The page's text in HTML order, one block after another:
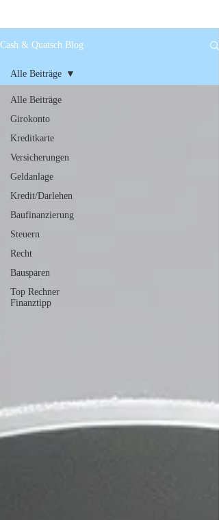
Cash & Quatsch Blog
Alle Beiträge
Girokonto
Kreditkarte
Versicherungen
Geldanlage
Kredit/Darlehen
Baufinanzierung
Steuern
Recht
Bausparen
Top Rechner
Finanztipp
Alle Beiträge